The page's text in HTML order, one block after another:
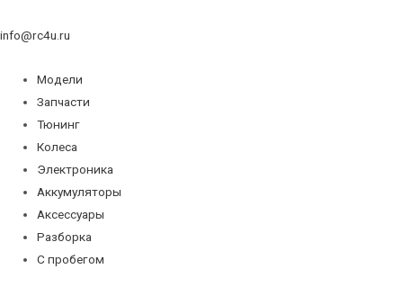
info@rc4u.ru
Модели
Запчасти
Тюнинг
Колеса
Электроника
Аккумуляторы
Аксессуары
Разборка
С пробегом